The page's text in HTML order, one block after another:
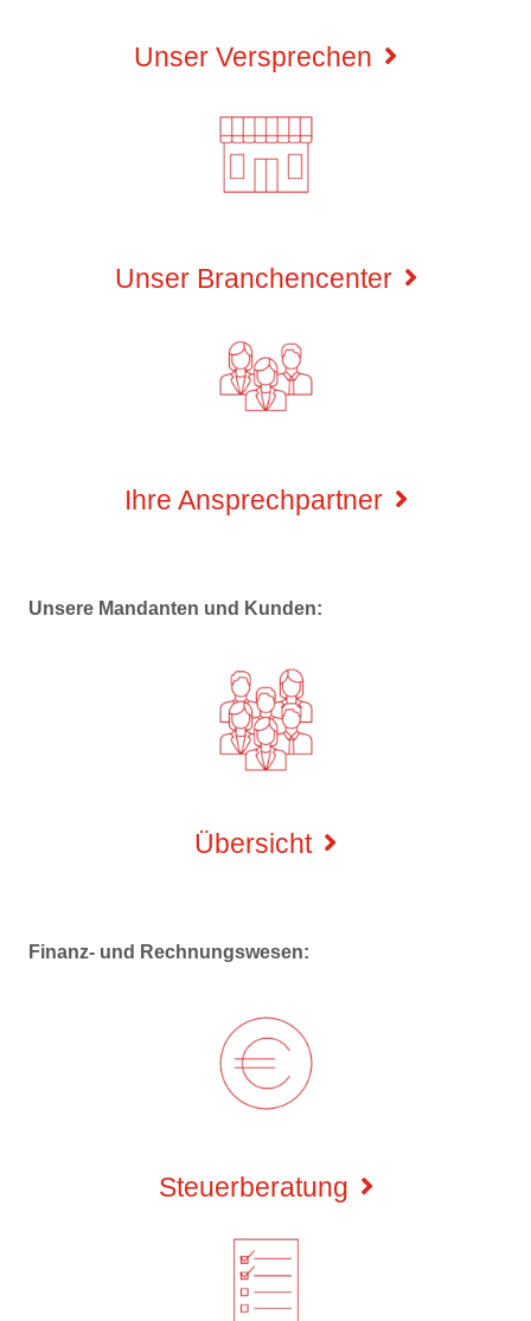
Unser Versprechen
Unser Branchencenter
Ihre Ansprechpartner
Unsere Mandanten und Kunden:
Übersicht
Finanz- und Rechnungswesen:
Steuerberatung